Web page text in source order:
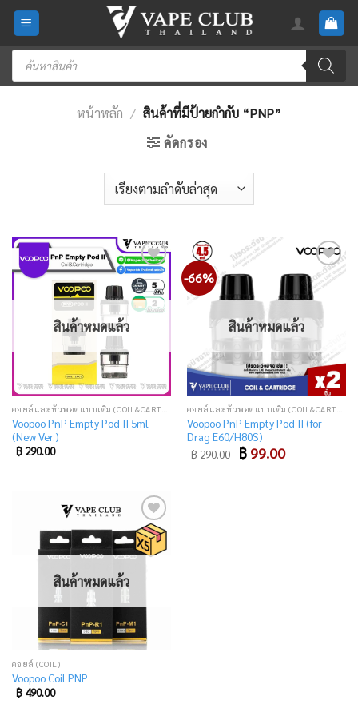
Skip
content
Products
search
หน้าหลัก / สินค้าที่มีป้ายกำกับ “PNP”
คัดกรอง
Add
to
wishlist
สินค้าหมดแล้ว
Voopoo PnP Empty Pod II 5ml
(New Ver.)
฿290.00
-66%
Add
to
wishlist
สินค้าหมดแล้ว
Voopoo PnP Empty Pod II (for
Drag E60/H80S)
฿290.00 Original
price
฿ 99.00Current
price
Add
to
wishlist
สินค้าหมดแล้ว
คอยล์ (COIL)
Voopoo Coil PNP
฿490.00